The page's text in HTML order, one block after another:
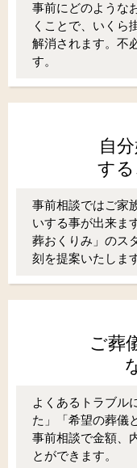
事前にどのような
くことで、いくら
解消されます。不
す。
自
す
事前相談ではご家
いする事が出来ま
葬おくりみ」のス
刻を提案いたしま
ご葬
よくあるトラブル
た」「希望の葬儀
事前相談で金額、
とができます。